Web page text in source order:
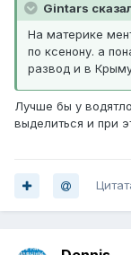
Gintars
На материке
по ксенону. а
развод и в
Лучше бы у
выделиться и при